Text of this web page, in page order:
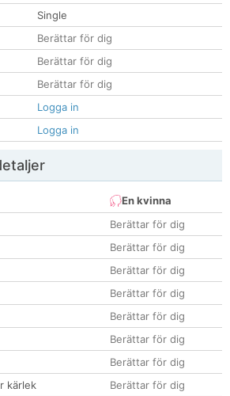
Single
Berättar för dig
Berättar för dig
Berättar för dig
Logga in
Logga in
En kvinna
Berättar för dig
Berättar för dig
Berättar för dig
Berättar för dig
Berättar för dig
Berättar för dig
Berättar för dig
kärlek
Berättar för dig